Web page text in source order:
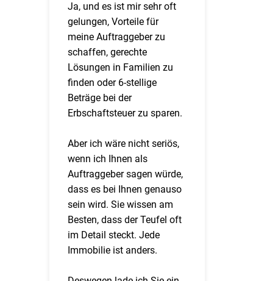
Ja, und es ist mir sehr oft
gelungen, Vorteile für
meine Auftraggeber zu
schaffen, gerechte
Lösungen in Familien zu
finden oder 6-stellige
Beträge bei der
Erbschaftsteuer zu sparen.
Aber ich wäre nicht seriös,
wenn ich Ihnen als
Auftraggeber sagen würde,
dass es bei Ihnen genauso
sein wird. Sie wissen am
Besten, dass der Teufel oft
im Detail steckt. Jede
Immobilie ist anders.